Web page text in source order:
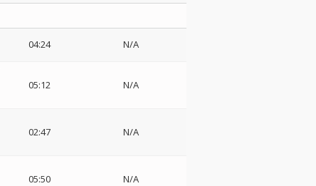
04:24 N/A
05:12 N/A
02:47 N/A
05:50 N/A